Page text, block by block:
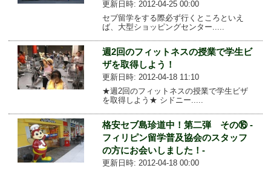
更新日時: 2012-04-25 00:00
セブ留学をする際必ず行くところといえ
ば、大型ショッピングセンター.....
週2回のフィットネスの授業で学生ビ
ザを取得しよう！
更新日時: 2012-04-18 11:10
★週2回のフィットネスの授業で学生ビザ
を取得しよう★ シドニー.....
格安セブ島珍道中！第二弾 その⑯ -
フィリピン留学普及協会のスタッフ
の方にお会いしました！-
更新日時: 2012-04-18 00:00